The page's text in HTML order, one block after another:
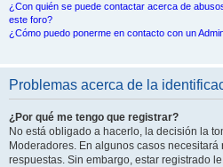
¿Con quién se puede contactar acerca de
este foro?
¿Cómo puedo ponerme en contacto con un
Problemas acerca de la
¿Por qué me tengo que registrar?
No está obligado a hacerlo, la decisión la
Moderadores. En algunos casos
respuestas. Sin embargo, estar registrado